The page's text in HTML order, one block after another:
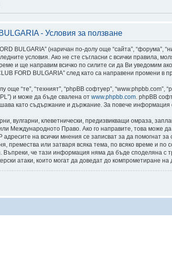
- Условия за ползване
BULGARIA” (наричан по-долу още “сайта”, “форума”,
условия. Ако не сте съгласни с всички
и ще направим всичко по силите си да Ви уведомим
FORD BULGARIA” след като са направени промени в
“те”, “техният”, “phpBB софтуер”, “www.phpbb.com”,
и може да бъде свалена от www.phpbb.com . phpBB
като съдържание и държание. За повече
вулгарни, клеветнически, предизвикващи омраза,
Международното Право. Ако го направите, това може
адресите на всички мнения се записват за да
премества или затваря всяка тема, по всяко време и
Въпреки, че тази информация няма да бъде споделяна
атаки, които могат да доведат до компрометиране на